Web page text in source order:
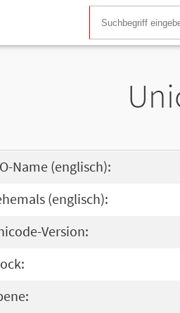
Name (englisch):
(englisch):
Version: